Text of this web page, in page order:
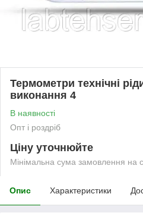
Термометри технічні
виконання 4
В наявності
Опт і роздріб
Ціну уточнюйте
Мінімальна сума замовлення на
Опис Характеристики